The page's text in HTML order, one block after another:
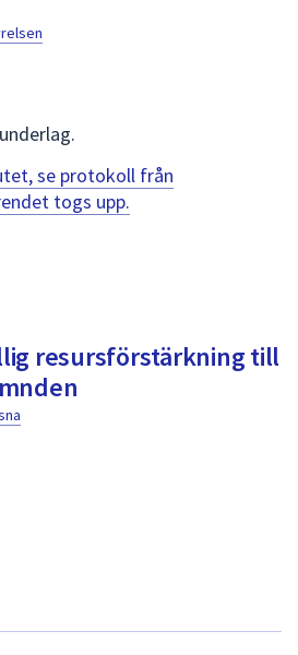
för
att
navigera
för
se protokoll från
togs upp.
resursförstärkning till